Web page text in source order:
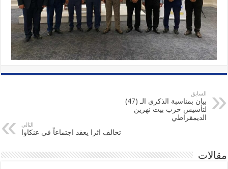
السابق
بيان بمناسبة الذكرى الـ (47)
لتأسيس حزب بيت نهرين
الديمقراطي
التالي
تحالف اثرا يعقد اجتماعاً في عنكاوا
مقالات